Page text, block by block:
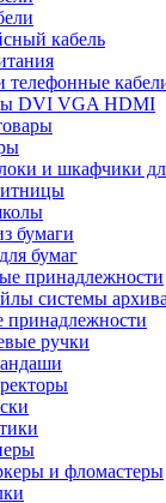
кабель
телефонные
DVI VGA HDMI
и шкафчики
бумаги
бумаг
принадлежности
системы
ручки
и фломастеры